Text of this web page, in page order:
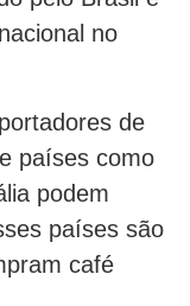
no
de
países como
podem
países são
café